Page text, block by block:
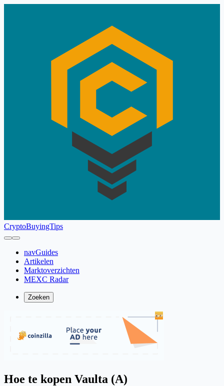
CryptoBuyingTips
navGuides
Artikelen
Marktoverzichten
MEXC Radar
Zoeken
Hoe te kopen Vaulta (A)